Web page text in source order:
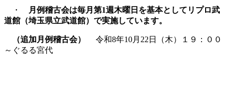
・
月例稽古会は毎月第1週木曜日を基本としてリプロ武
道館（埼玉県立武道館）で実施しています。
（追加月例稽古会） 令和8年10月22日（木）１９：００
～ぐるる宮代